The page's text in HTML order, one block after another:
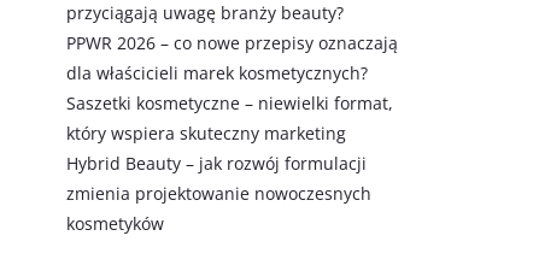
przyciągają uwagę branży beauty?
PPWR 2026 – co nowe przepisy oznaczają
dla właścicieli marek kosmetycznych?
Saszetki kosmetyczne – niewielki format,
który wspiera skuteczny marketing
Hybrid Beauty – jak rozwój formulacji
zmienia projektowanie nowoczesnych
kosmetyków